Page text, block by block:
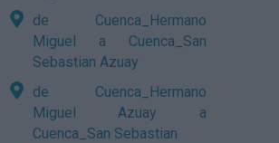
de Cuenca_Hermano
Miguel a Cuenca_San
Sebastian Azuay
de Cuenca_Hermano
Miguel Azuay a
Cuenca_San Sebastian